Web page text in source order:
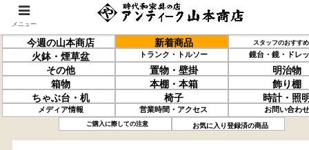
今週の山本商店 新着商品 スタッフのおすす
火鉢・煙草盆 トランク・トルソー 鏡台・鏡・ドレ
その他 置物・壁掛
明治物
箱物
本棚・本箱
飾り棚
ちゃぶ台・机
椅子 時計・照
メディア情報 営業時間・アクセス お問い合わ
ご購入に際しての注意 お気に入り登録済の商品
時代角茶テーブル
メニュー